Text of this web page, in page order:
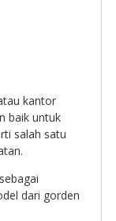
kantor
baik untuk
salah satu
dari gorden